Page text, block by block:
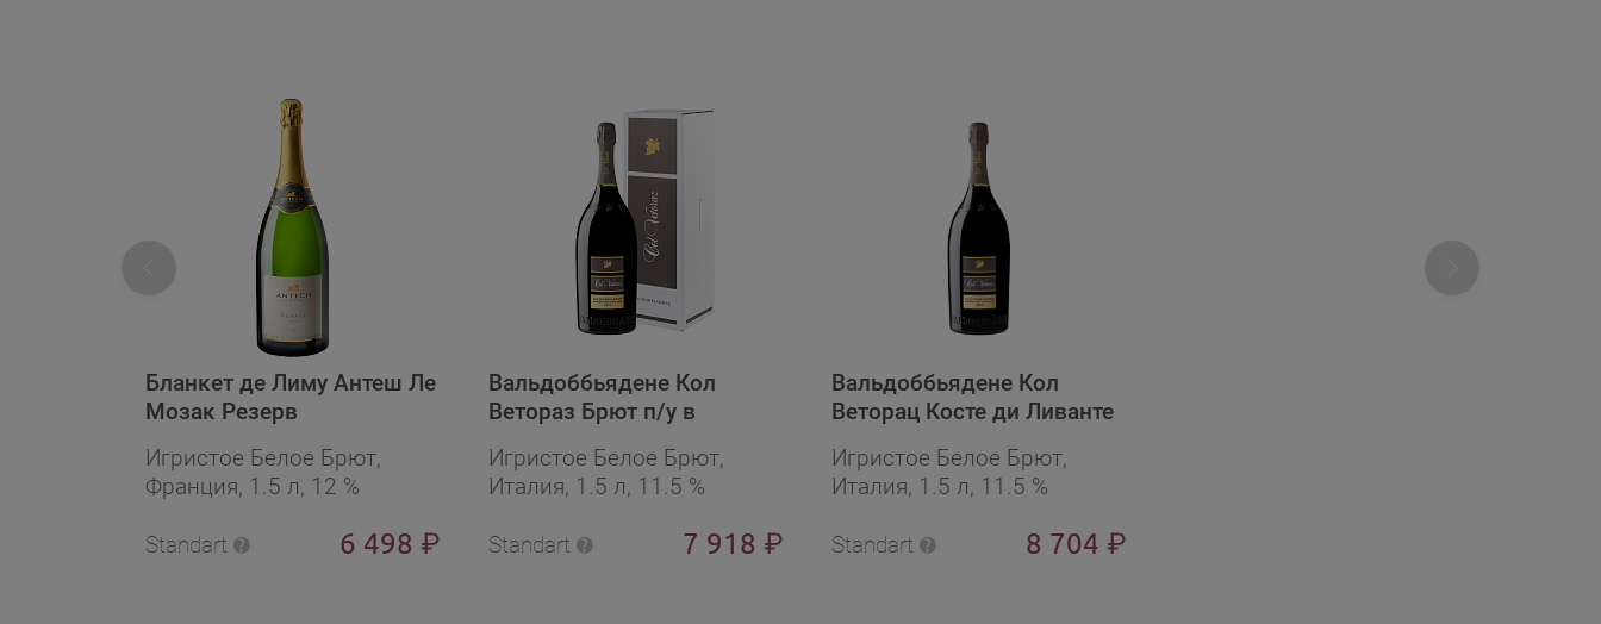
Бланкет де Лиму Антеш Ле
Мозак Резерв
Игристое Белое Брют,
Франция, 1.5 л, 12 %
Standart 6 498 ₽
Вальдоббьядене Кол
Ветораз Брют п/у в
Игристое Белое Брют,
Италия, 1.5 л, 11.5 %
Standart 7 918 ₽
Вальдоббьядене Кол
Веторац Косте ди Ливанте
Игристое Белое Брют,
Италия, 1.5 л, 11.5 %
Standart 8 704 ₽